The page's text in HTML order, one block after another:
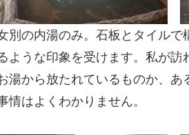
別の内湯のみ。石板とタイルで
ような印象を受けます。私が
湯から放たれているものか、
情はよくわかりません。